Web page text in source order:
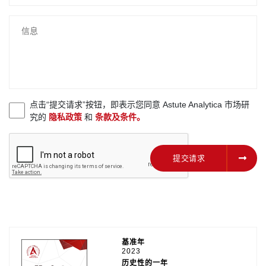
点击“提交请求”按钮，即表示您同意 Astute Analytica 市场研
究的 隐私政策 和条款及条件。
提交请求
基准年
2023
历史性的一年